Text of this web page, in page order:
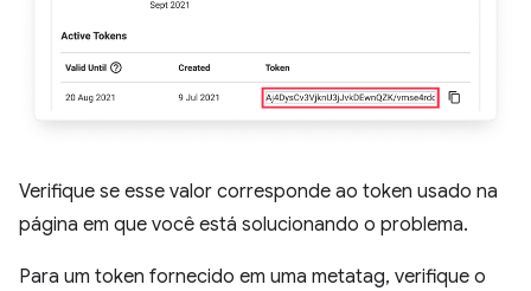
Verifique se esse valor corresponde ao token usado na
página em que você está solucionando o problema.
Para um token fornecido em uma metatag, verifique o